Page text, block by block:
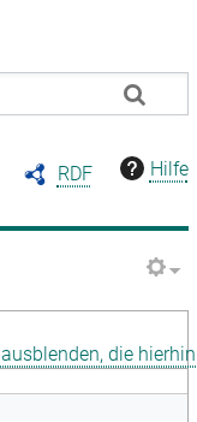
RDF Hilfe
die